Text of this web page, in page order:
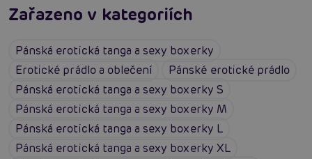
Zařazeno v kategoriích
Pánská erotická tanga a sexy boxerky
Erotické prádlo a oblečení
Pánské erotické prádlo
Pánská erotická tanga a sexy boxerky S
Pánská erotická tanga a sexy boxerky M
Pánská erotická tanga a sexy boxerky L
Pánská erotická tanga a sexy boxerky XL